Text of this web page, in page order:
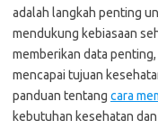
adalah langkah penting
mendukung kebiasaan
memberikan data
mencapai tujuan
panduan tentang cara
kebutuhan kesehatan